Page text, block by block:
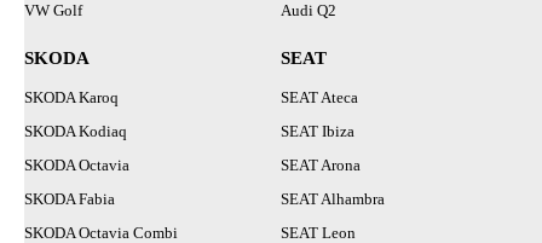
VW Golf
Audi Q2
SKODA
SKODA Karoq
SKODA Kodiaq
SKODA Octavia
SKODA Fabia
SKODA Octavia Combi
SEAT
SEAT Ateca
SEAT Ibiza
SEAT Arona
SEAT Alhambra
SEAT Leon